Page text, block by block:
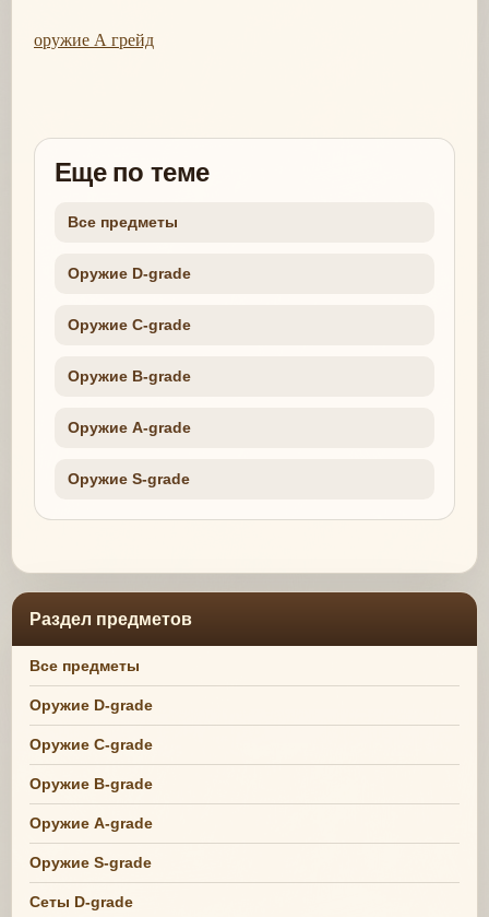
оружие А грейд
Еще по теме
Все предметы
Оружие D-grade
Оружие C-grade
Оружие B-grade
Оружие A-grade
Оружие S-grade
Раздел предметов
Все предметы
Оружие D-grade
Оружие C-grade
Оружие B-grade
Оружие A-grade
Оружие S-grade
Сеты D-grade